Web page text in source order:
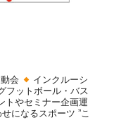
会
インクルーシ
フットボール・バス
トやセミナー企画運
せになるスポーツ ”こ